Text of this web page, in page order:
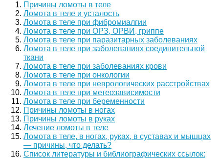
Причины ломоты в теле
Ломота в теле и усталость
Ломота в теле при фибромиалгии
Ломота в теле при ОРЗ, ОРВИ, гриппе
Ломота в теле при паразитарных заболеваниях
Ломота в теле при заболеваниях соединительной
ткани
Ломота в теле при заболеваниях крови
Ломота в теле при онкологии
Ломота в теле при неврологических расстройствах
Ломота в теле при метеозависимости
Ломота в теле при беременности
Причины ломоты в ногах
Причины ломоты в руках
Лечение ломоты в теле
Ломота в теле, в ногах, руках, в суставах и мышцах
— причины, что делать?
Список литературы и библиографических ссылок: